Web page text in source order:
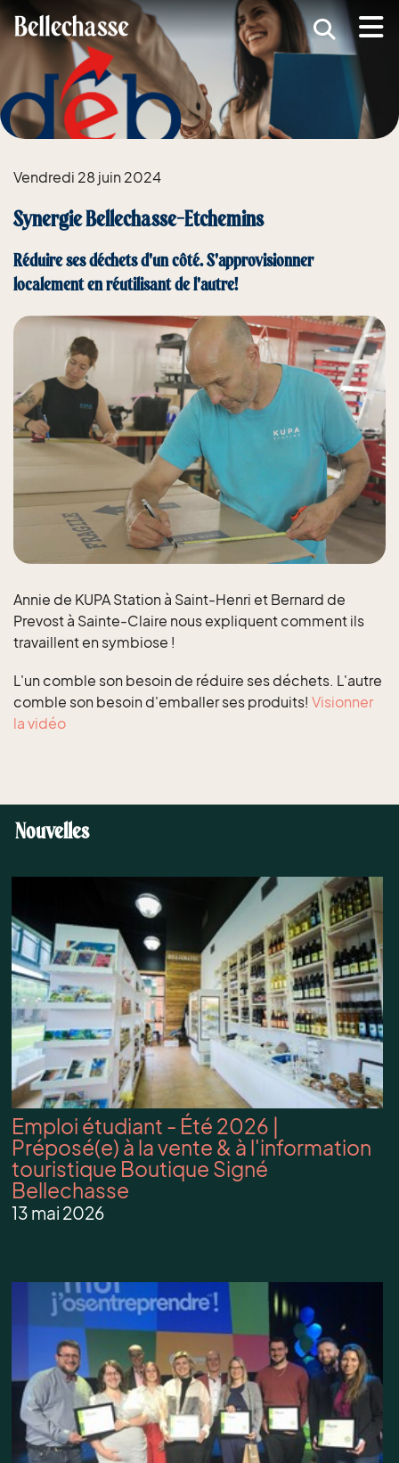
(MRC )
(Développement économique )
(Services )
(Guide d'accueil nouveaux arrivants )
Vendredi 28 juin 2024
Synergie Bellechasse-Etchemins
Réduire ses déchets d'un côté. S'approvisionner
localement en réutilisant de l'autre!
Annie de KUPA Station à Saint-Henri et Bernard de
Prevost à Sainte-Claire nous expliquent comment ils
travaillent en symbiose !
L'un comble son besoin de réduire ses déchets. L'autre
comble son besoin d'emballer ses produits! Visionner
la vidéo
Nouvelles
Emploi étudiant - Été 2026 |
Préposé(e) à la vente & à l'information
touristique Boutique Signé
Bellechasse
13 mai 2026